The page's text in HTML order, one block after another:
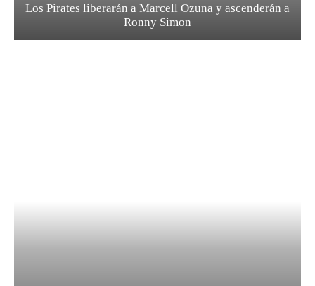
Los Pirates liberarán a Marcell Ozuna y ascenderán a
Ronny Simon